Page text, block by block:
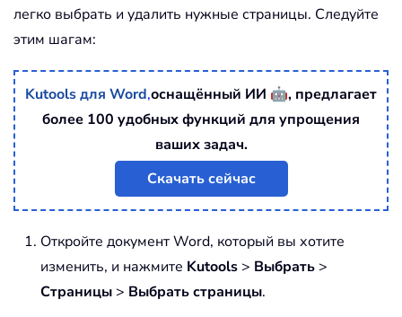
легко выбрать и удалить нужные страницы. Следуйте
этим шагам:
Kutools для Word,оснащённый ИИ 🤖, предлагает
более 100 удобных функций для упрощения
ваших задач.
Скачать сейчас
Откройте документ Word, который вы хотите
изменить, и нажмите Kutools > Выбрать >
Страницы > Выбрать страницы.